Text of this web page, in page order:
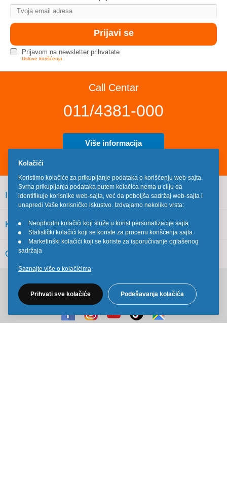
Prijavom na newsletter prihvatate
Uslove korišćenja
Call Centar
011/4381-000
Više informacija
INFORMACIJE
KORISNIČKI SERVIS
OSTALO
Kolačići
Koristimo kolačiće za prikupljanje podataka o korišćenju web-sajta.
Svrha prikupljanja podataka putem kolačića nema u cilju da
identifikuje korisnike web-sajta, već da poboljša sadržaj web-sajta i
unapredi Vaše korisničko iskustvo. Izdvajamo nekoliko vrsta:
•
Neophodni kolačići koji služe u korist personalizacije sajta
•
Statistički kolačići koji se koriste za procenu korišćenja sajta
•
Marketinški kolačići koji se koriste za isporučivanje oglašenog
sadržaja
Saznajte više o kolačićima
Prihvati sve kolačiće Podešavanja kolačića
Pratite nas na društvenim mrežama